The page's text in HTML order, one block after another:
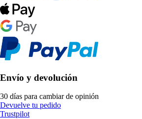
Envío y devolución
30 días para cambiar de opinión
Devuelve tu pedido
Trustpilot